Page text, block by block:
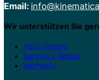
Email:
Wir unterstützen Sie
Your Orders
Service / Repair
Warranty